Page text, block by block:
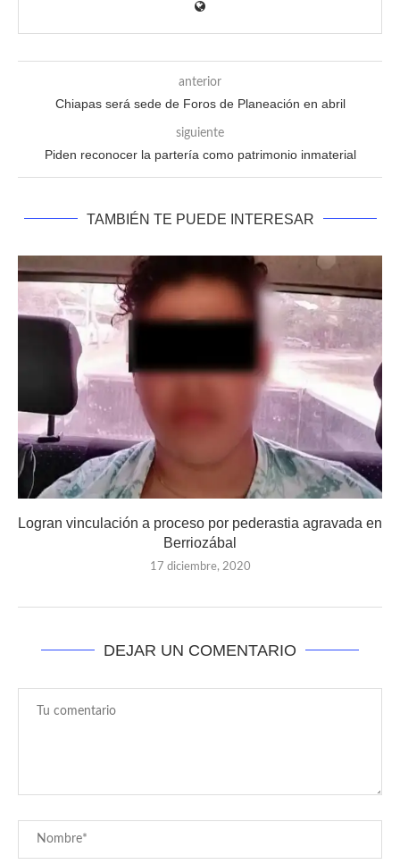
anterior
Chiapas será sede de Foros de Planeación en abril
siguiente
Piden reconocer la partería como patrimonio inmaterial
TAMBIÉN TE PUEDE INTERESAR
Logran vinculación a proceso por pederastia agravada en
Berriozábal
17 diciembre, 2020
DEJAR UN COMENTARIO